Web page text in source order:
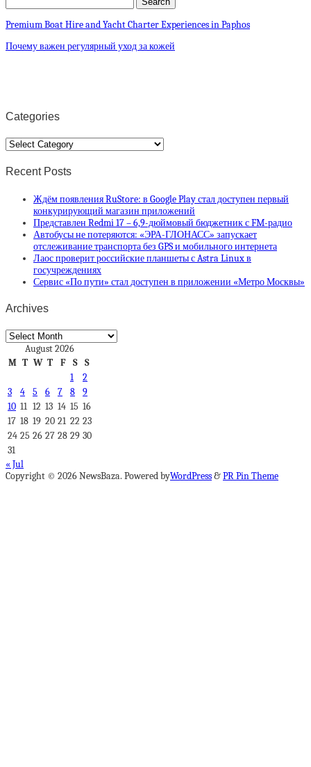
Premium Boat Hire and Yacht Charter Experiences in Paphos
Почему важен регулярный уход за кожей
Categories
Categories
Recent Posts
Ждём появления RuStore: в Google Play стал доступен первый
конкурирующий магазин приложений
Представлен Redmi 17 – 6,9-дюймовый бюджетник с FM-радио
Автобусы не потеряются: «ЭРА-ГЛОНАСС» запускает
отслеживание транспорта без GPS и мобильного интернета
Лаос проверит российские планшеты с Astra Linux в
госучреждениях
Сервис «По пути» стал доступен в приложении «Метро Москвы»
Archives
Archives
August 2026
M T W T F S
S
1
2
3
4 5 6 7 8
9
10 11 12 13 14 15 16
17 18 19 20 21 22 23
24 25 26 27 28 29 30
31
« Jul
Copyright © 2026 NewsBaza. Powered byWordPress&PR Pin Theme